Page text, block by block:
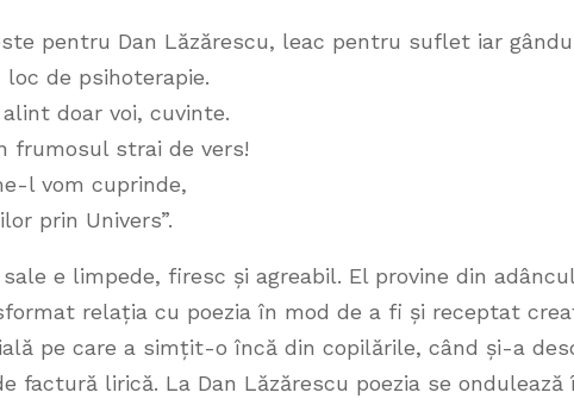
pentru Dan Lăzărescu, leac pentru suflet iar
de psihoterapie.
doar voi, cuvinte.
frumosul strai de vers!
l vom cuprinde,
prin Univers”.
e limpede, firesc și agreabil. El provine din
relația cu poezia în mod de a fi și receptat
pe care a simțit-o încă din copilările, când și-a
factură lirică. La Dan Lăzărescu poezia se